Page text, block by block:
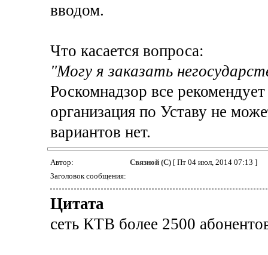
вводом.
Что касается вопроса:
"Могу я заказать
Роскомнадзор все
организация по Уставу не
вариантов нет.
Автор: Связной (С)[ Пт 04 июл, 2014 07:13 ]
Заголовок сообщения:
Цитата
сеть КТВ более 2500